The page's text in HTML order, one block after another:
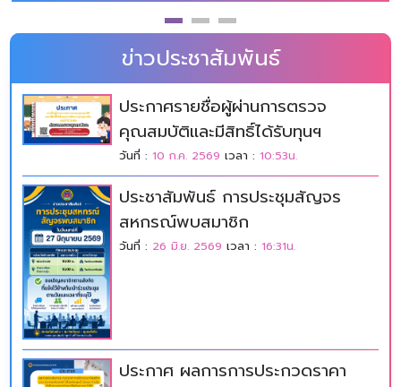
ข่าวประชาสัมพันธ์
ประกาศรายชื่อผู้ผ่านการตรวจ
คุณสมบัติและมีสิทธิ์ได้รับทุนฯ
วันที่ : 10 ก.ค. 2569 เวลา : 10:53น.
ประชาสัมพันธ์ การประชุมสัญจร
สหกรณ์พบสมาชิก
วันที่ : 26 มิ.ย. 2569 เวลา : 16:31น.
ประกาศ ผลการการประกวดราคา